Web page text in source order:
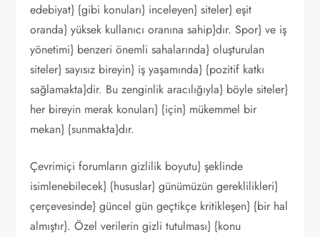
edebiyat} {gibi konuları} inceleyen} siteler} eşit
oranda} yüksek kullanıcı oranına sahip}dır. Spor} ve iş
yönetimi} benzeri önemli sahalarında} oluşturulan
siteler} sayısız bireyin} iş yaşamında} {pozitif katkı
sağlamakta}dir. Bu zenginlik aracılığıyla} böyle siteler}
her bireyin merak konuları} {için} mükemmel bir
mekan} {sunmakta}dır.
Çevrimiçi forumların gizlilik boyutu} şeklinde
isimlenebilecek} {hususlar} günümüzün gereklilikleri}
çerçevesinde} güncel gün geçtikçe kritikleşen} {bir hal
almıştır}. Özel verilerin gizli tutulması} {konu